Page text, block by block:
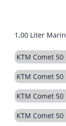
1,00 Liter
KTM Comet 50
KTM Comet 50
KTM Comet 50
KTM Comet 50